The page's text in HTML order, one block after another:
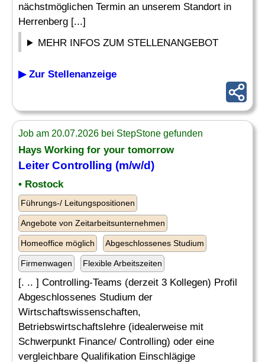
nächstmöglichen Termin an unserem Standort in
Herrenberg [...]
MEHR INFOS ZUM STELLENANGEBOT
▶ Zur Stellenanzeige
Job am 20.07.2026 bei StepStone gefunden
Hays Working for your tomorrow
Leiter Controlling (m/w/d)
• Rostock
Führungs-/ Leitungspositionen
Angebote von Zeitarbeitsunternehmen
Homeoffice möglich Abgeschlossenes Studium
Firmenwagen Flexible Arbeitszeiten
[. .. ] Controlling-Teams (derzeit 3 Kollegen) Profil
Abgeschlossenes Studium der
Wirtschaftswissenschaften,
Betriebswirtschaftslehre (idealerweise mit
Schwerpunkt Finance/ Controlling) oder eine
vergleichbare Qualifikation Einschlägige